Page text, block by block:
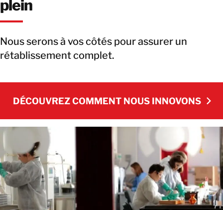
plein
Nous serons à vos côtés pour assurer un
rétablissement complet.
DÉCOUVREZ COMMENT NOUS INNOVONS